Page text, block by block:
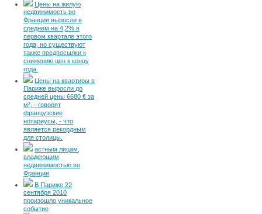
Цены на жилую
недвижимость во
Франции выросли в
среднем на 4,2% в
первом квартале этого
года, но существуют
также предпосылки к
снижению цен к концу
года.
Цены на квартиры в
Париже выросли до
средней цены 6680 € за
м², - говорят
французские
нотариусы, - что
является рекордным
для столицы.
астным лицам,
владеющим
недвижимостью во
Франции
В Париже 22
сентября 2010
произошло уникальное
событие